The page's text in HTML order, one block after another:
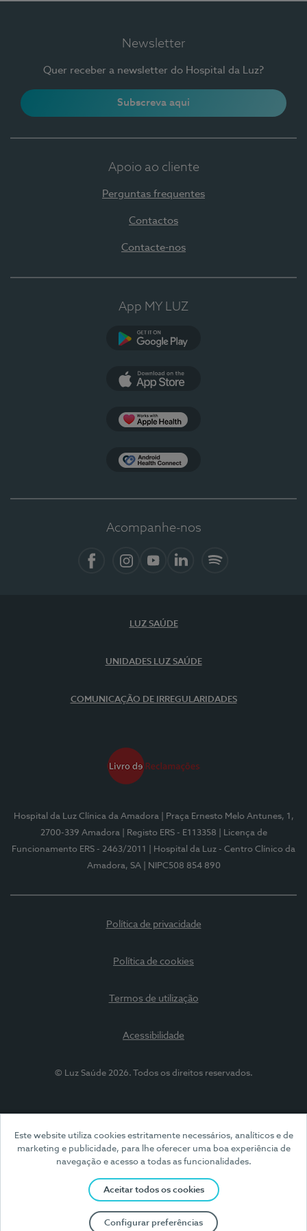
Este website utiliza cookies estritamente necessários, analíticos e de
marketing e publicidade, para lhe oferecer uma boa experiência de
navegação e acesso a todas as funcionalidades.
Aceitar todos os cookies
Configurar preferências
Newsletter
Quer receber a newsletter do Hospital da Luz?
Subscreva aqui
Apoio ao cliente
Perguntas frequentes
Contactos
Contacte-nos
App MY LUZ
Acompanhe-nos
LUZ SAÚDE
UNIDADES LUZ SAÚDE
COMUNICAÇÃO DE IRREGULARIDADES
Hospital da Luz Clínica da Amadora
| Praça Ernesto Melo Antunes, 1,
2700-339 Amadora
| Registo ERS - E113358
| Licença de
Funcionamento ERS - 2463/2011
| Hospital da Luz - Centro Clínico da
Amadora, SA
| NIPC508 854 890
Política de privacidade
Política de cookies
Termos de utilização
Acessibilidade
© Luz Saúde 2026. Todos os direitos reservados.